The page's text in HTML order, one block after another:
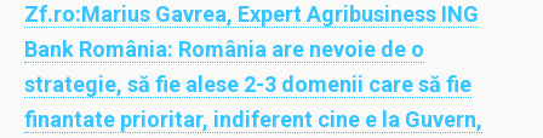
Zf.ro:Marius Gavrea, Expert Agribusiness ING
Bank România: România are nevoie de o
strategie, să fie alese 2-3 domenii care să fie
finantate prioritar, indiferent cine e la Guvern,